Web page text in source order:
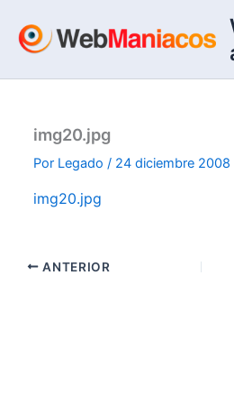
contenido
img20.jpg
Por Legado/ 24 diciembre 2008
img20.jpg
ANTERIOR